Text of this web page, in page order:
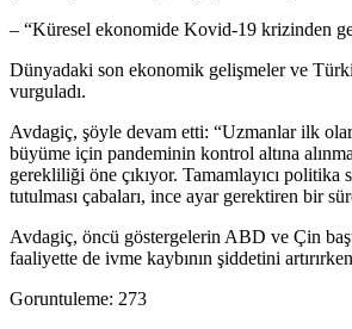
– “Küresel ekonomide Kovid-19 krizinden
Dünyadaki son ekonomik gelişmeler ve
vurguladı.
Avdagiç, şöyle devam etti: “Uzmanlar ilk
büyüme için pandeminin kontrol altına
gerekliliği öne çıkıyor. Tamamlayıcı
tutulması çabaları, ince ayar gerektiren bir
Avdagiç, öncü göstergelerin ABD ve Çin
faaliyette de ivme kaybının şiddetini
Goruntuleme: 273